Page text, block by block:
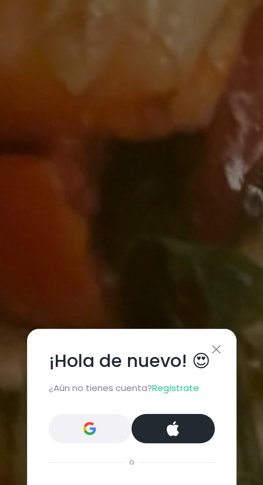
¡Hola de nuevo! 😍
¿Aún no tienes cuenta?Regístrate
o